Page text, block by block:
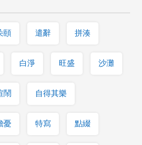
頤 遣辭 拼湊
白淨 旺盛 沙灘
鬧 自得其樂
憂 特寫 點綴